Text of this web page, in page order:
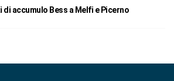
di accumulo Bess a Melfi e Picerno